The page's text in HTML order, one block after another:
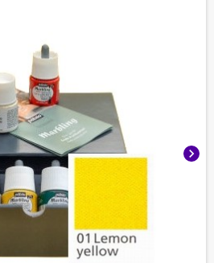
chevron_right